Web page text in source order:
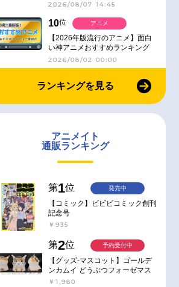
2026/08/07 14:45
10位
【2026年版流行のアニメ】面白
い神アニメおすすめランキング
【名作・話題作】｜ジャンル別人
気作品をピックアップ
2026/08/02 00:00
アニメ
ランキングを見る
アニメイト
通販ランキング
第1位
【コミック】ビビビコミック創刊
記念号
￥935
発売中
第2位
【グッズ-マスコット】ゴールデ
ンカムイ どうぶつフォーゼマス
コット 4.尾形百之助【再販】
￥1,980
予約受付中